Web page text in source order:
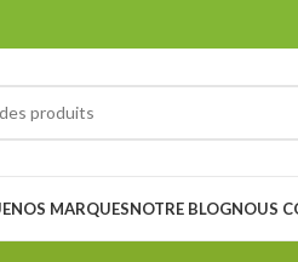
NOS MARQUESNOTRE BLOGNOUS